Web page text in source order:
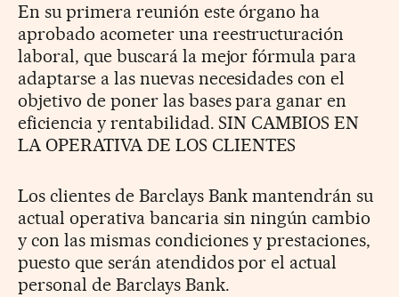
En su primera reunión este órgano ha
aprobado acometer una reestructuración
laboral, que buscará la mejor fórmula para
adaptarse a las nuevas necesidades con el
objetivo de poner las bases para ganar en
eficiencia y rentabilidad. SIN CAMBIOS EN
LA OPERATIVA DE LOS CLIENTES
Los clientes de Barclays Bank mantendrán su
actual operativa bancaria sin ningún cambio
y con las mismas condiciones y prestaciones,
puesto que serán atendidos por el actual
personal de Barclays Bank.